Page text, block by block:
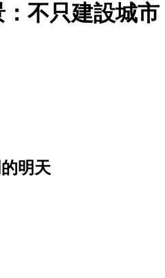
不只建設城市
明天